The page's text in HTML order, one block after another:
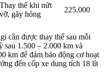
Thay thế khi nứt
vỡ, gãy hỏng
225.000
cần được thay thế sau mỗi
sau 1.500 – 2.000 km và
km để đảm bảo động cơ hoạt
đến cốp xe dung tích 18 lít